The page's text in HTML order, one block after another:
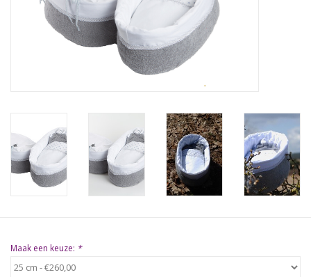
Natuurbegraven
Vanaf 1 jaar
Over ons
Maak een keuze: *